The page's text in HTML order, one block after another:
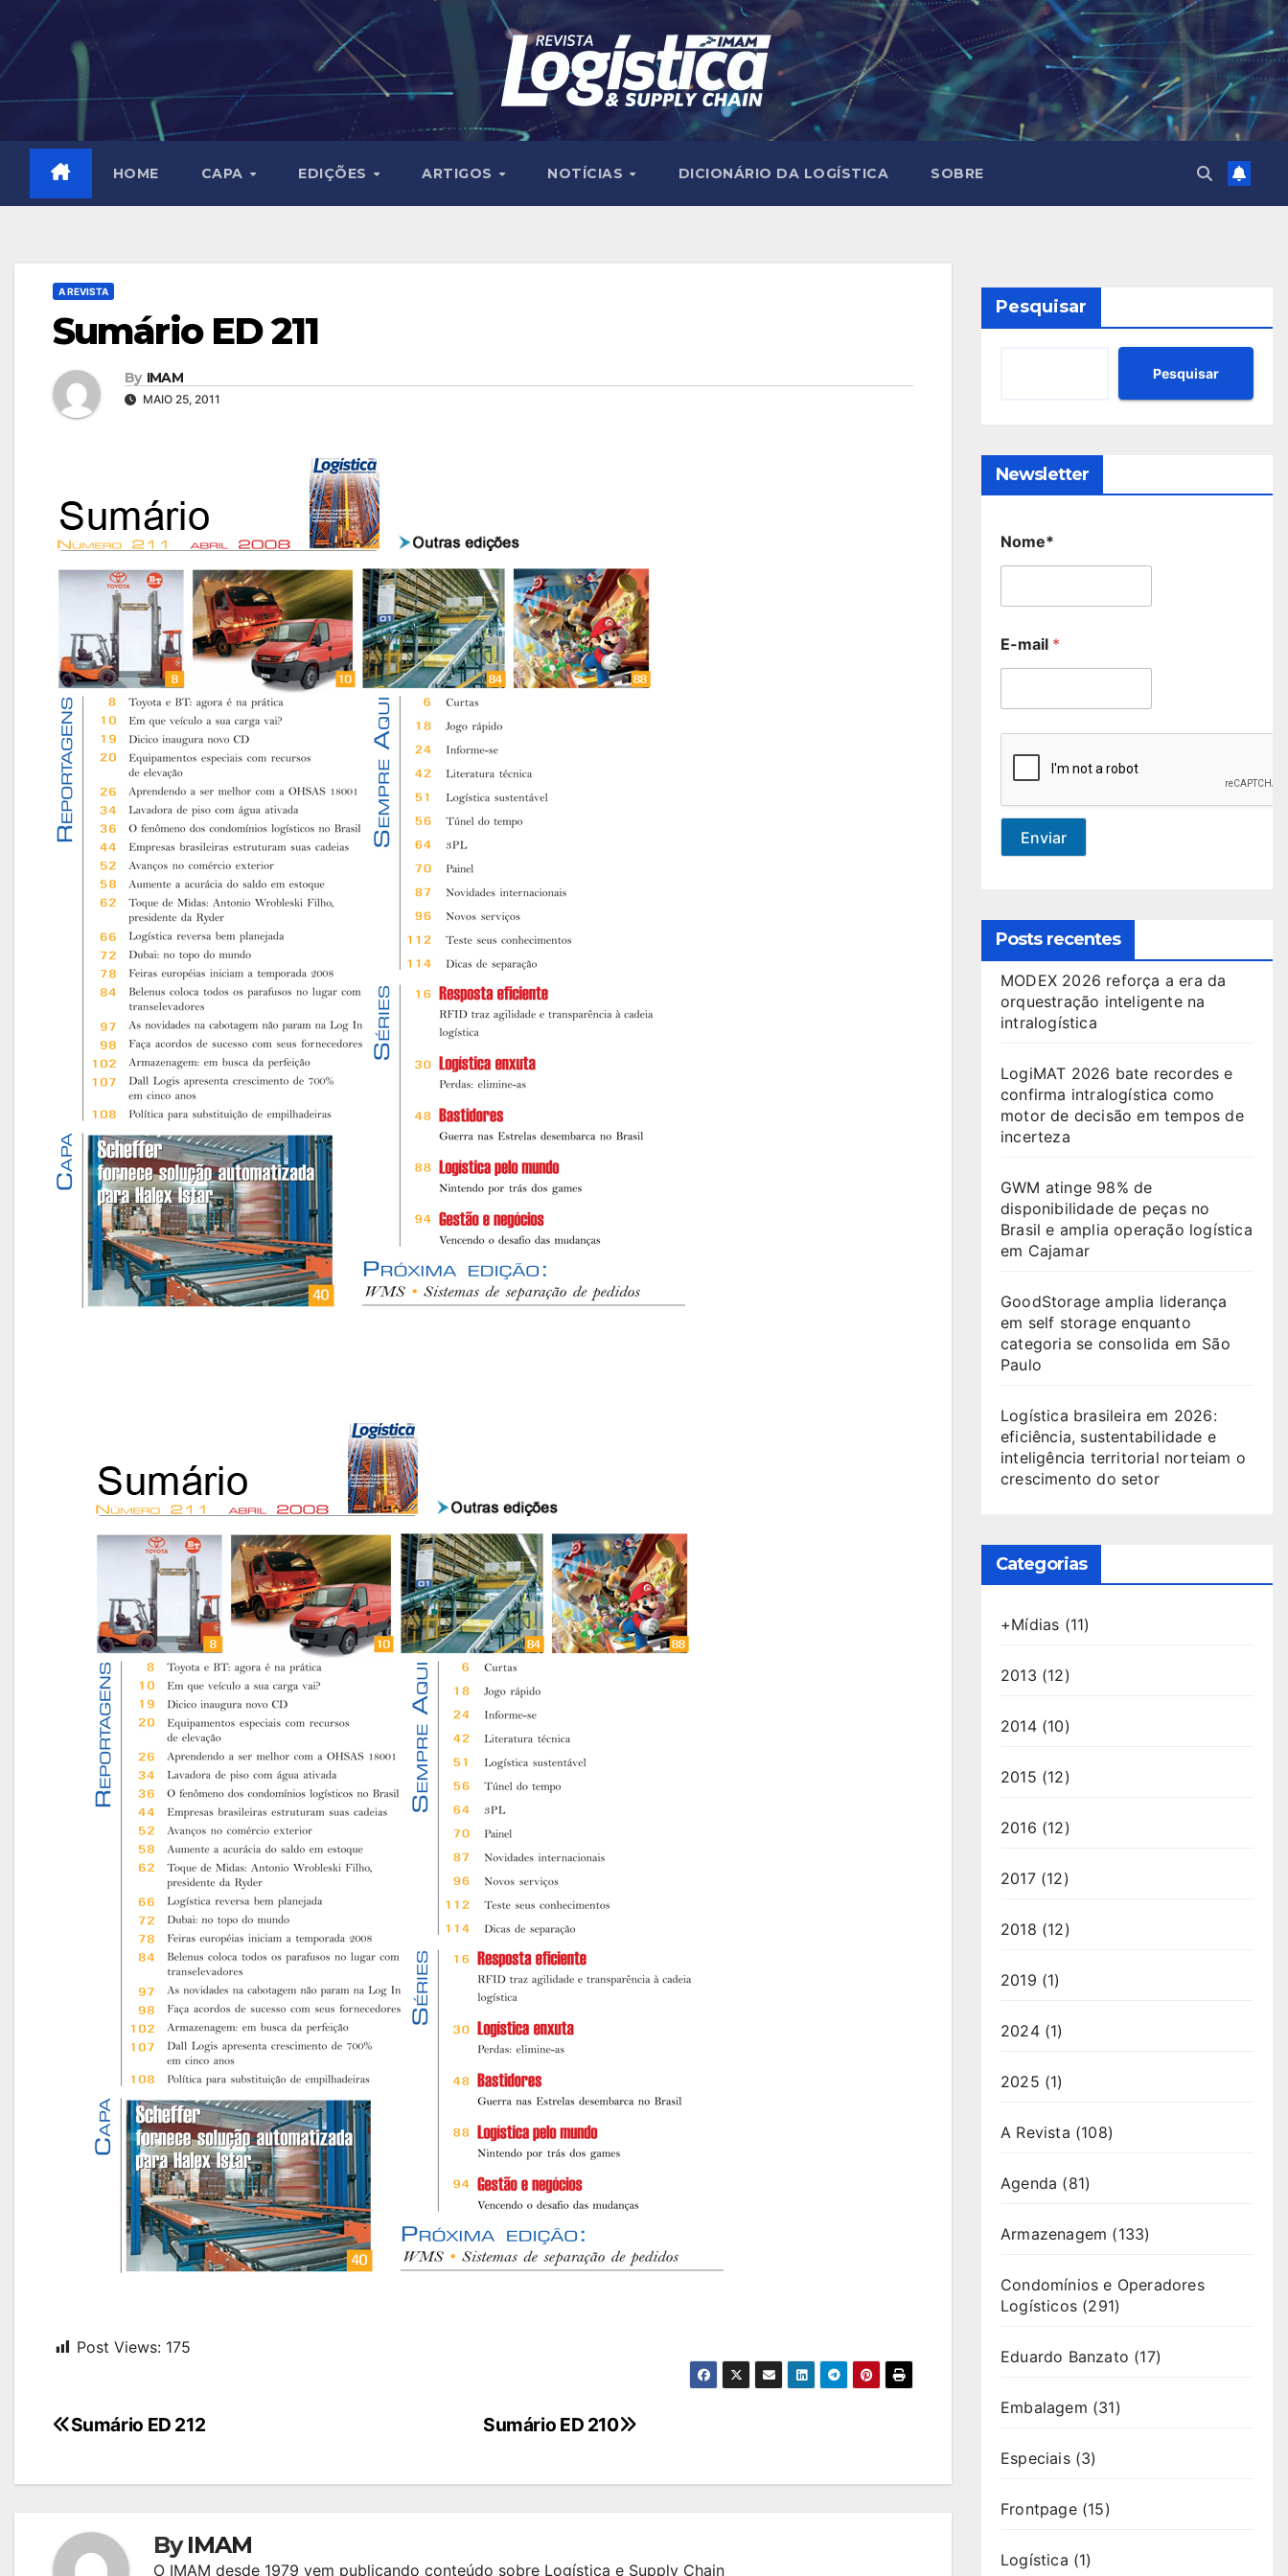
content
HOME CAPA EDIÇÕES ARTIGOS NOTÍCIAS DICIONÁRIO DA LOGÍSTICA SOBRE
A REVISTA
Sumário ED 211
By IMAM
MAIO 25, 2011
Post Views: 175
Navegação
Sumário ED 210
Sumário ED 212
ByIMAM
O IMAM desde 1979 vem publicando conteúdo sobre Logística e Supply Chain
Pesquisar
Pesquisar
Newsletter
Nome*
E-mail *
Enviar
Posts recentes
MODEX 2026 reforça a era da
orquestração inteligente na
intralogística
LogiMAT 2026 bate recordes e
confirma intralogística como
motor de decisão em tempos de
incerteza
GWM atinge 98% de
disponibilidade de peças no
Brasil e amplia operação logística
em Cajamar
GoodStorage amplia liderança
em self storage enquanto
categoria se consolida em São
Paulo
Logística brasileira em 2026:
eficiência, sustentabilidade e
inteligência territorial norteiam o
crescimento do setor
Categorias
+Mídias (11)
2013 (12)
2014(10)
2015 (12)
2016 (12)
2017(12)
2018 (12)
2019 (1)
2024(1)
2025 (1)
A Revista (108)
Agenda (81)
Armazenagem (133)
Condomínios e Operadores
Logísticos (291)
Eduardo Banzato (17)
Embalagem (31)
Especiais(3)
Frontpage(15)
Logística (1)